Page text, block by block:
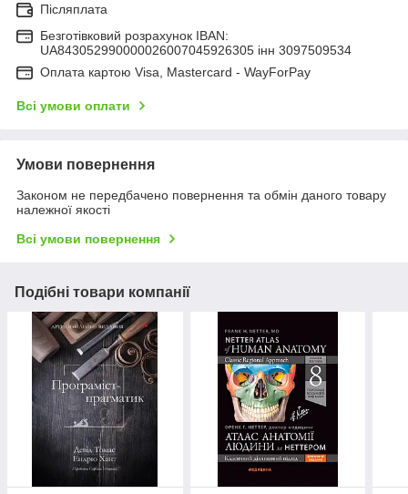
Післяплата
Безготівковий розрахунок IBAN:
UA843052990000026007045926305 інн 3097509534
Оплата картою Visa, Mastercard - WayForPay
Всі умови оплати
Умови повернення
Законом не передбачено повернення та обмін даного товару
належної якості
Всі умови повернення
Подібні товари компанії